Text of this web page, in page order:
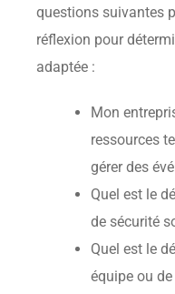
questions suivantes
réflexion pour
adaptée :
Mon
ressources
gérer des
Quel est le
de sécurité
Quel est le
équipe ou